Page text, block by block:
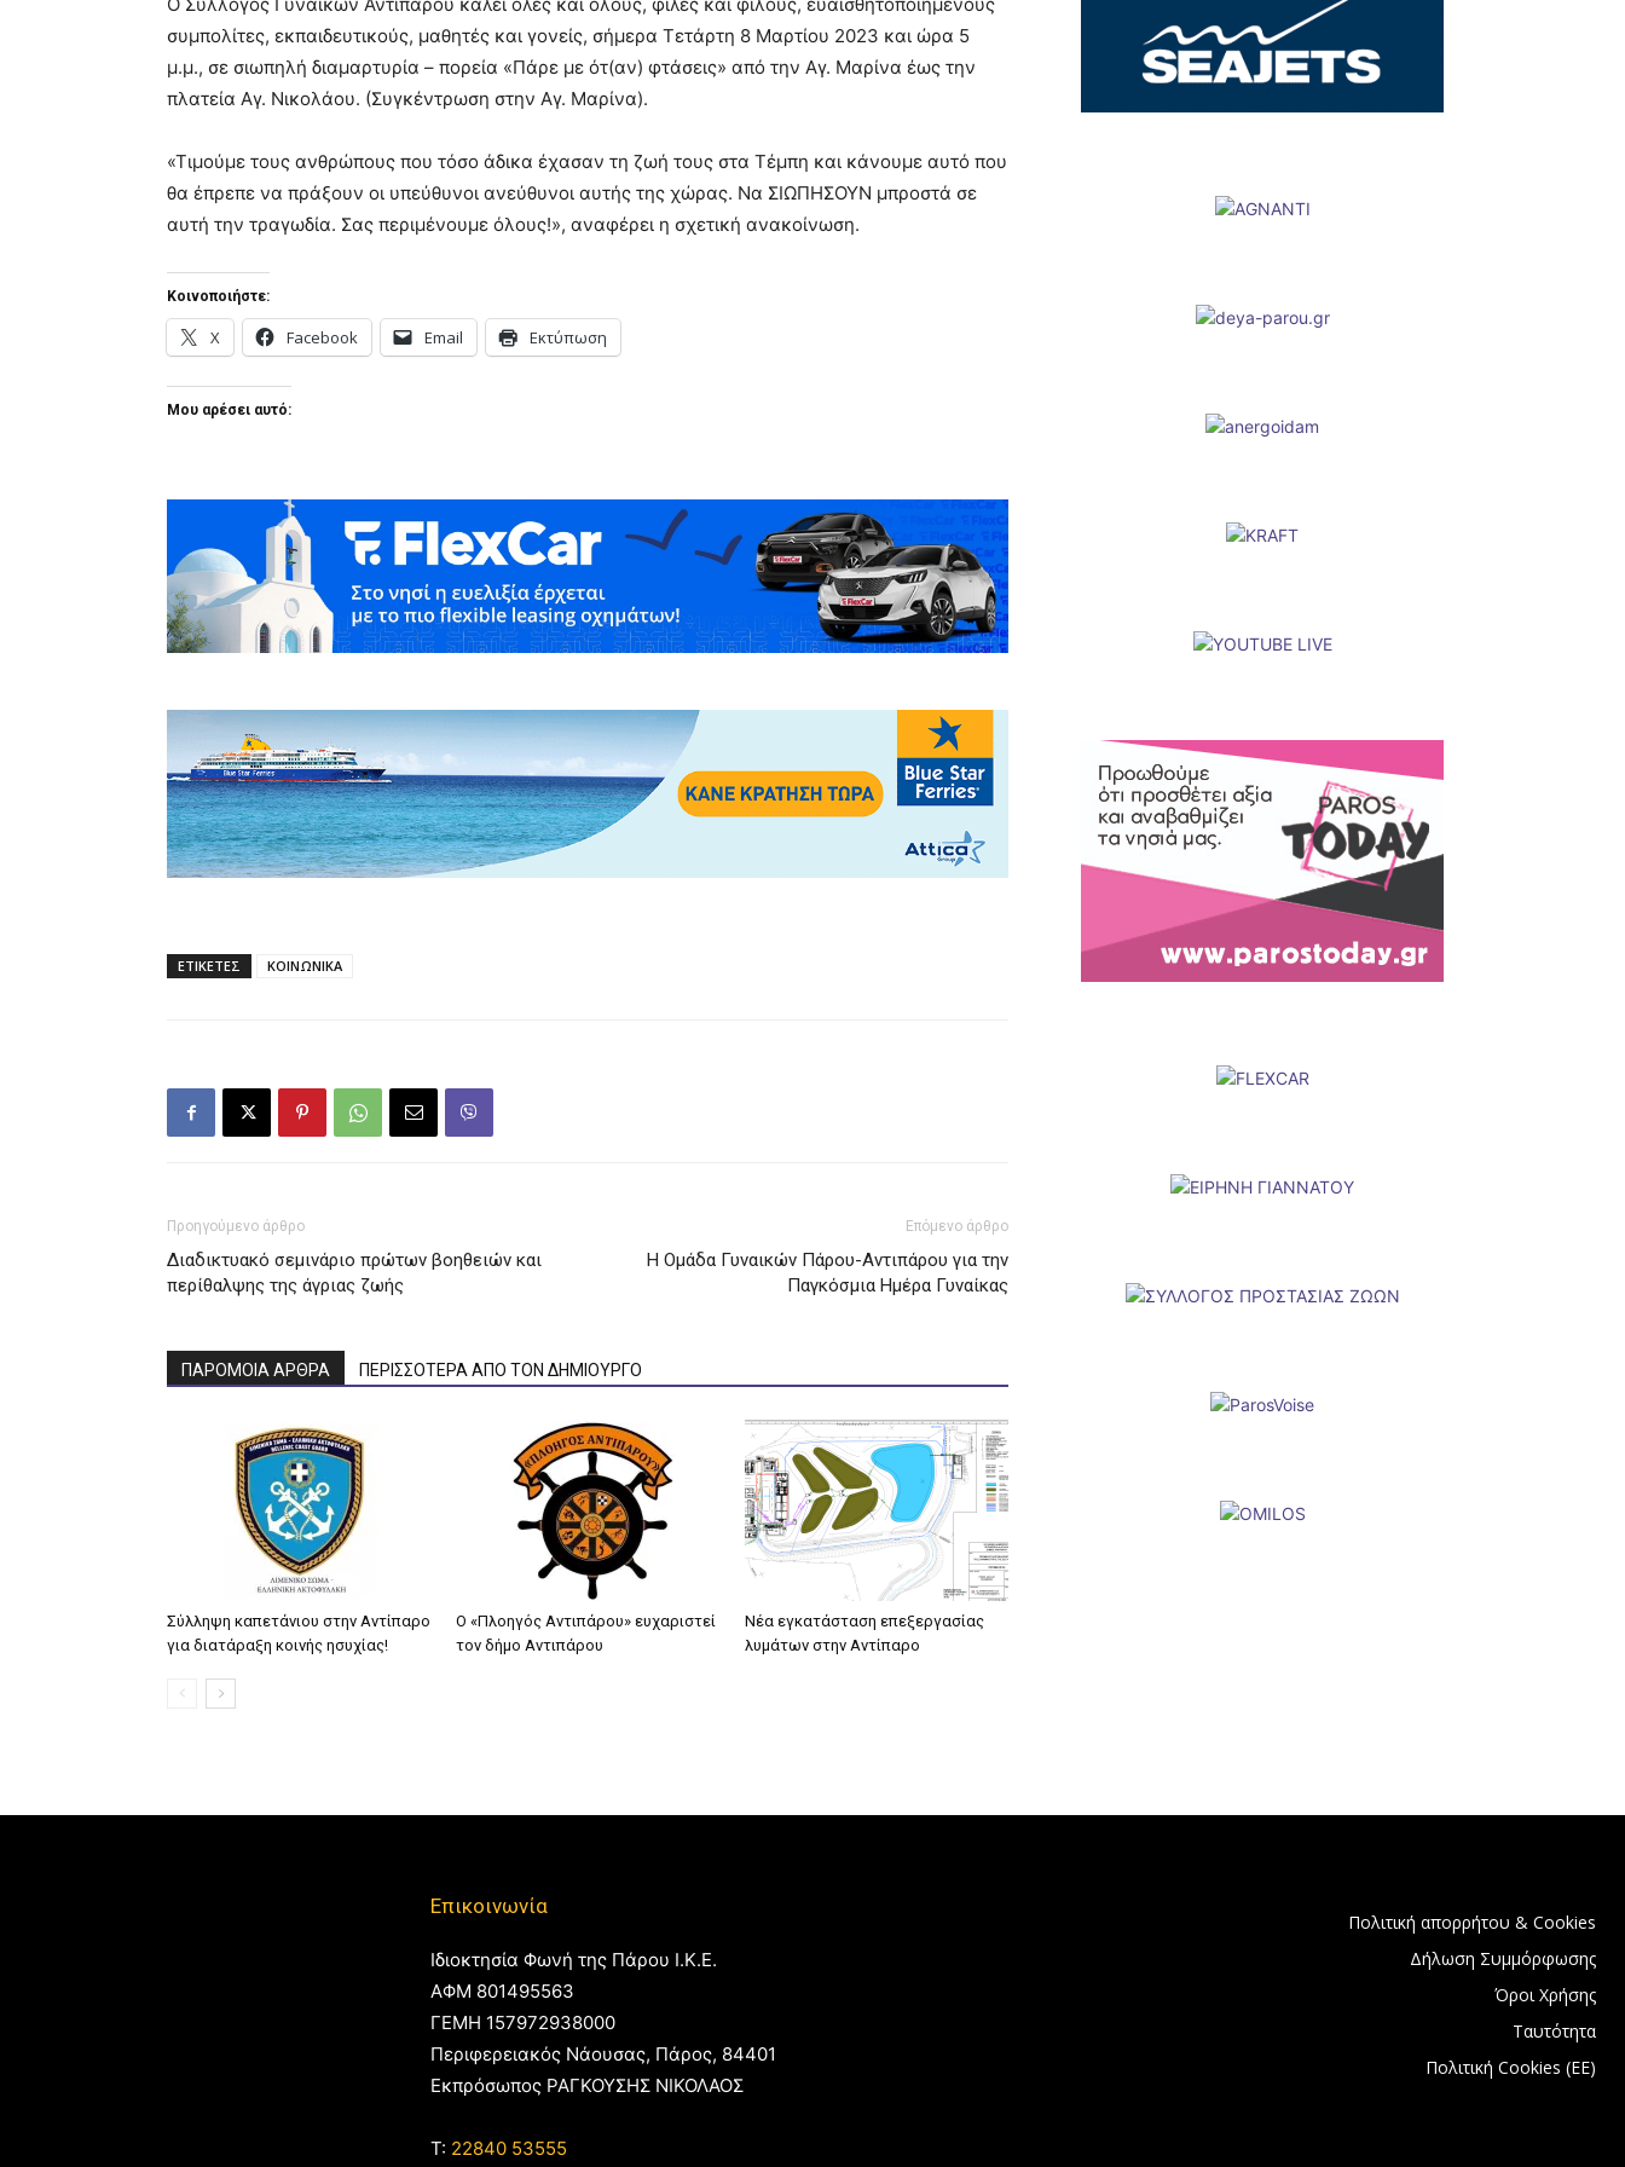
συμπολίτες, εκπαιδευτικούς, μαθητές και γονείς, σήμερα Τετάρτη 8 Μαρτίου 2023 και ώρα 5
μ.μ., σε σιωπηλή διαμαρτυρία – πορεία «Πάρε με ότ(αν) φτάσεις» από την Αγ. Μαρίνα έως την
πλατεία Αγ. Νικολάου. (Συγκέντρωση στην Αγ. Μαρίνα).
«Τιμούμε τους ανθρώπους που τόσο άδικα έχασαν τη ζωή τους στα Τέμπη και κάνουμε αυτό που
θα έπρεπε να πράξουν οι υπεύθυνοι ανεύθυνοι αυτής της χώρας. Να ΣΙΩΠΗΣΟΥΝ μπροστά σε
αυτή την τραγωδία. Σας περιμένουμε όλους!», αναφέρει η σχετική ανακοίνωση.
Κοινοποιήστε:
X Facebook Email Εκτύπωση
Μου αρέσει αυτό:
ΕΤΙΚΕΤΕΣ ΚΟΙΝΩΝΙΚΑ
Προηγούμενο άρθρο
Διαδικτυακό σεμινάριο πρώτων βοηθειών και
περίθαλψης της άγριας ζωής
Επόμενο άρθρο
H Ομάδα Γυναικών Πάρου-Αντιπάρου για την
Παγκόσμια Ημέρα Γυναίκας
ΠΑΡΟΜΟΙΑ ΑΡΘΡΑ ΠΕΡΙΣΣΟΤΕΡΑ ΑΠΟ ΤΟΝ ΔΗΜΙΟΥΡΓΟ
Σύλληψη καπετάνιου στην Αντίπαρο
για διατάραξη κοινής ησυχίας!
Ο «Πλοηγός Αντιπάρου» ευχαριστεί
τον δήμο Αντιπάρου
Νέα εγκατάσταση επεξεργασίας
λυμάτων στην Αντίπαρο
Επικοινωνία
Ιδιοκτησία Φωνή της Πάρου Ι.Κ.Ε.
ΑΦΜ 801495563
ΓΕΜΗ 157972938000
Περιφερειακός Νάουσας, Πάρος, 84401
Εκπρόσωπος ΡΑΓΚΟΥΣΗΣ ΝΙΚΟΛΑΟΣ
T: 22840 53555
Πολιτική απορρήτου & Cookies
Δήλωση Συμμόρφωσης
Όροι Χρήσης
Ταυτότητα
Πολιτική Cookies (ΕΕ)